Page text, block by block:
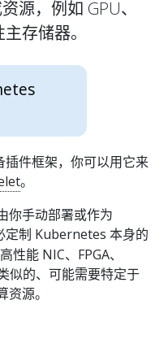
源，例如 GPU、
存储器。
件框架，你可以用它来
。
你手动部署或作为
定制 Kubernetes 本身的
性能 NIC、FPGA、
似的、可能需要特定于
源。